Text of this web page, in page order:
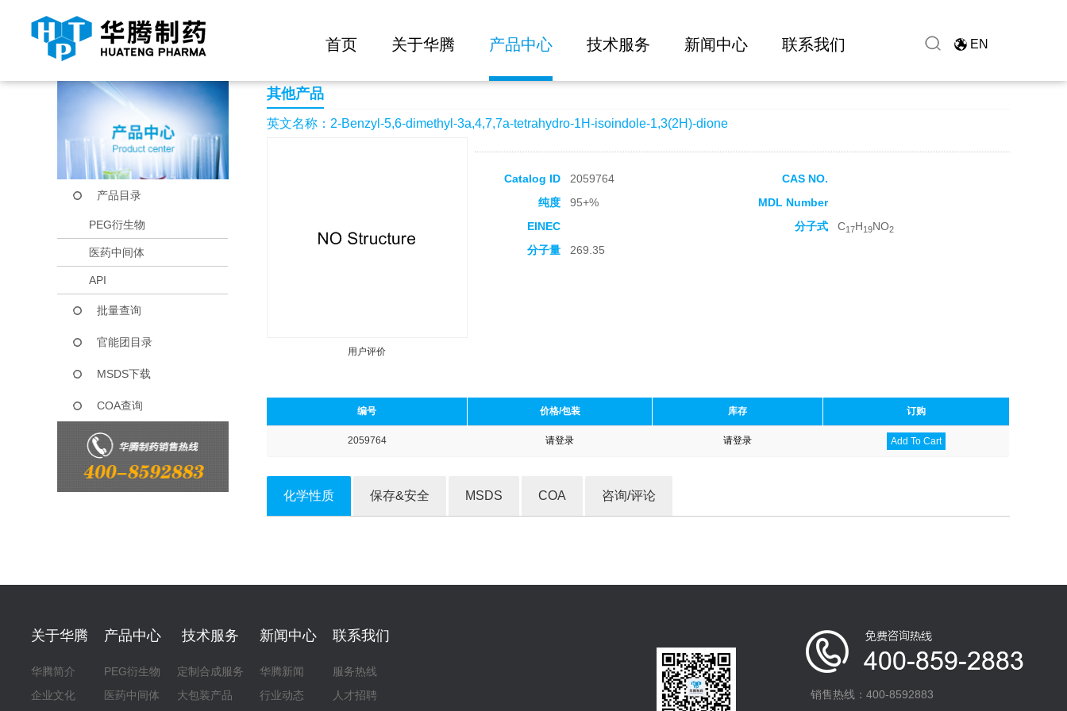
首页 关于华腾 产品中心 技术服务 新闻中心 联系我们 EN
当前位置： 首页 产品中心 2-Benzyl-5,6-dimethyl-3a,4,7,7a-tetrahydro-1H-isoindole-1,3(2H)-dione
产品目录
PEG衍生物
医药中间体
API
批量查询
官能团目录
MSDS下载
COA查询
其他产品
英文名称：2-Benzyl-5,6-dimethyl-3a,4,7,7a-tetrahydro-1H-isoindole-1,3(2H)-dione
用户评价
Catalog ID 2059764
CAS NO.
纯度
95+%
MDL Number
EINEC
分子式 C17H19NO2
分子量 269.35
编号 价格/包装 库存 订购
2059764 请登录 请登录 Add To Cart
化学性质 保存&安全 MSDS COA 咨询/评论
关于华腾
华腾简介
企业文化
产品中心
PEG衍生物
医药中间体
技术服务
定制合成服务
大包装产品
新闻中心
华腾新闻
行业动态
联系我们
服务热线
人才招聘
销售热线：400-8592883